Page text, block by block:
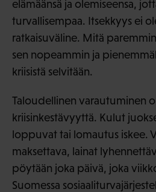
elämäänsä ja olemiseensa,
turvallisempaa. Itsekkyys ei
ratkaisuväline. Mitä
sen nopeammin ja
kriisistä selvitään.
Taloudellinen varautuminen
kriisinkestävyyttä. Kulut
loppuvat tai lomautus iskee.
maksettava, lainat
pöytään joka päivä, joka
Suomessa